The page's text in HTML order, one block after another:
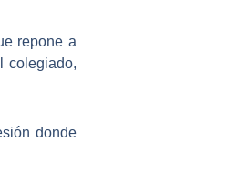
repone a
colegiado,
donde